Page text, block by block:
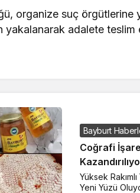
organize suç örgütlerine
yakalanarak adalete
Bayburt
Coğrafi
Yüksek
Yeni Yüzü